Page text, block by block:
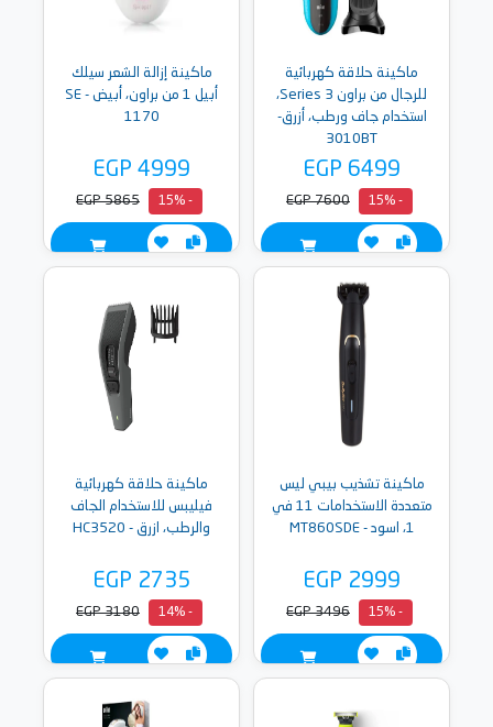
ماكينة حلاقة كهربائية
للرجال من براون Series 3،
استخدام جاف ورطب، أزرق-
3010BT
EGP 6499
- 15%
EGP 7600
ماكينة إزالة الشعر سيلك
أبيل 1 من براون، أبيض - SE
1170
EGP 4999
- 15%
EGP 5865
ماكينة تشذيب بيبي ليس
متعددة الاستخدامات 11 في
1، اسود - MT860SDE
EGP 2999
- 15%
EGP 3496
ماكينة حلاقة كهربائية
فيليبس للاستخدام الجاف
والرطب، ازرق - HC3520
EGP 2735
- 14%
EGP 3180